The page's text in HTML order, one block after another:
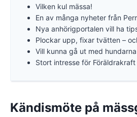
Vilken kul mässa!
En av många nyheter från
Nya anhörigportalen vill ha
Plockar upp, fixar tvätten –
Vill kunna gå ut med
Stort intresse för Föräldrakraft
Kändismöte på